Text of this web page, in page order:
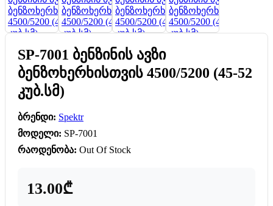
SP-7001 ბენზინის ავზი
ბენზოხერხისთვის 4500/5200 (45-52
კუბ.სმ)
ბრენდი: Spektr
მოდელი: SP-7001
რაოდენობა: Out Of Stock
13.00₾